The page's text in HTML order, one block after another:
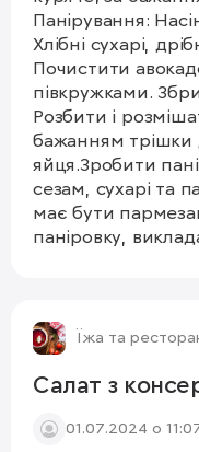
Панірування:
Хлібні сухарі,
Почистити
півкружками.
Розбити і
бажанням трішки
яйця.Зробити
сезам, сухарі та
має бути
паніровку,
Їжа та
Салат з
01.07.2024 о